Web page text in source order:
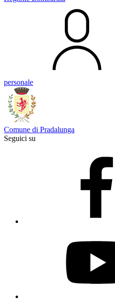
personale
Comune di Pradalunga
Seguici su